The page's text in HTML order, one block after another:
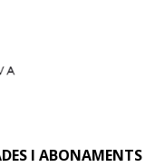
I ABONAMENTS